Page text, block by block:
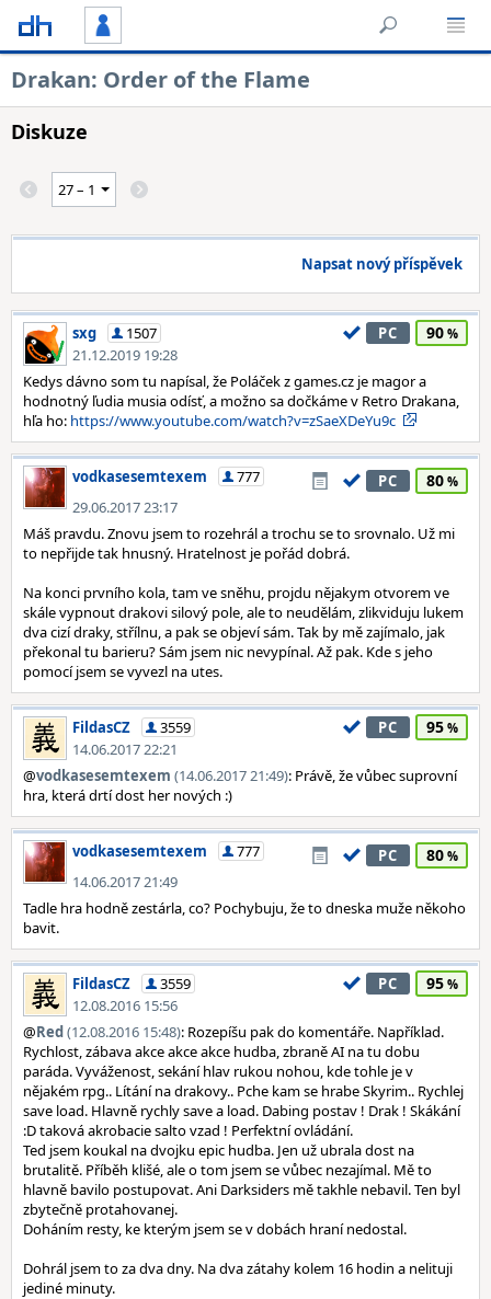
Drakan: Order of the Flame
Diskuze
Napsat nový příspěvek
sxg
1507
21.12.2019 19:28
PC 90
Kedys dávno som tu napísal, že Poláček z games.cz je magor a
hodnotný ľudia musia odísť, a možno sa dočkáme v Retro Drakana,
hľa ho: https://www.youtube.com/watch?v=zSaeXDeYu9c
vodkasesemtexem
777
29.06.2017 23:17
PC 80
Máš pravdu. Znovu jsem to rozehrál a trochu se to srovnalo. Už mi
to nepřijde tak hnusný. Hratelnost je pořád dobrá.
Na konci prvního kola, tam ve sněhu, projdu nějakym otvorem ve
skále vypnout drakovi silový pole, ale to neudělám, zlikviduju lukem
dva cizí draky, střílnu, a pak se objeví sám. Tak by mě zajímalo, jak
překonal tu barieru? Sám jsem nic nevypínal. Až pak. Kde s jeho
pomocí jsem se vyvezl na utes.
FildasCZ
3559
14.06.2017 22:21
PC 95
@vodkasesemtexem (14.06.2017 21:49): Právě, že vůbec suprovní
hra, která drtí dost her nových :)
vodkasesemtexem
777
14.06.2017 21:49
PC 80
Tadle hra hodně zestárla, co? Pochybuju, že to dneska muže někoho
bavit.
FildasCZ
3559
12.08.2016 15:56
PC 95
@Red(12.08.2016 15:48): Rozepíšu pak do komentáře. Například.
Rychlost, zábava akce akce akce hudba, zbraně AI na tu dobu
paráda. Vyváženost, sekání hlav rukou nohou, kde tohle je v
nějakém rpg.. Lítání na drakovy.. Pche kam se hrabe Skyrim.. Rychlej
save load. Hlavně rychly save a load. Dabing postav ! Drak ! Skákání
:D taková akrobacie salto vzad ! Perfektní ovládání.
Ted jsem koukal na dvojku epic hudba. Jen už ubrala dost na
brutalitě. Příběh klišé, ale o tom jsem se vůbec nezajímal. Mě to
hlavně bavilo postupovat. Ani Darksiders mě takhle nebavil. Ten byl
zbytečně protahovanej.
Doháním resty, ke kterým jsem se v dobách hraní nedostal.
Dohrál jsem to za dva dny. Na dva zátahy kolem 16 hodin a nelituji
jediné minuty.